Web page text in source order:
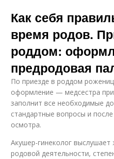
Как себя
время родов.
роддом:
предродовая
По приезде в роддом
оформление — медсестра
заполнит все необходимые
стандартные вопросы и
осмотра.
Акушер-гинеколог
родовой деятельности,